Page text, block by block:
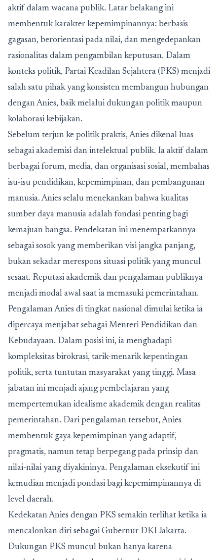
aktif dalam wacana publik. Latar belakang ini
membentuk karakter kepemimpinannya: berbasis
gagasan, berorientasi pada nilai, dan mengedepankan
rasionalitas dalam pengambilan keputusan. Dalam
konteks politik, Partai Keadilan Sejahtera (PKS) menjadi
salah satu pihak yang konsisten membangun hubungan
dengan Anies, baik melalui dukungan politik maupun
kolaborasi kebijakan.
Sebelum terjun ke politik praktis, Anies dikenal luas
sebagai akademisi dan intelektual publik. Ia aktif dalam
berbagai forum, media, dan organisasi sosial, membahas
isu-isu pendidikan, kepemimpinan, dan pembangunan
manusia. Anies selalu menekankan bahwa kualitas
sumber daya manusia adalah fondasi penting bagi
kemajuan bangsa. Pendekatan ini menempatkannya
sebagai sosok yang memberikan visi jangka panjang,
bukan sekadar merespons situasi politik yang muncul
sesaat. Reputasi akademik dan pengalaman publiknya
menjadi modal awal saat ia memasuki pemerintahan.
Pengalaman Anies di tingkat nasional dimulai ketika ia
dipercaya menjabat sebagai Menteri Pendidikan dan
Kebudayaan. Dalam posisi ini, ia menghadapi
kompleksitas birokrasi, tarik-menarik kepentingan
politik, serta tuntutan masyarakat yang tinggi. Masa
jabatan ini menjadi ajang pembelajaran yang
mempertemukan idealisme akademik dengan realitas
pemerintahan. Dari pengalaman tersebut, Anies
membentuk gaya kepemimpinan yang adaptif,
pragmatis, namun tetap berpegang pada prinsip dan
nilai-nilai yang diyakininya. Pengalaman eksekutif ini
kemudian menjadi pondasi bagi kepemimpinannya di
level daerah.
Kedekatan Anies dengan PKS semakin terlihat ketika ia
mencalonkan diri sebagai Gubernur DKI Jakarta.
Dukungan PKS muncul bukan hanya karena